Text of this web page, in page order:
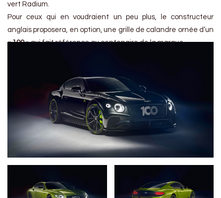
vert Radium.
Pour ceux qui en voudraient un peu plus, le constructeur
anglais proposera, en option, une grille de calandre ornée d’un
«100» qui fait référence au centenaire de la marque.